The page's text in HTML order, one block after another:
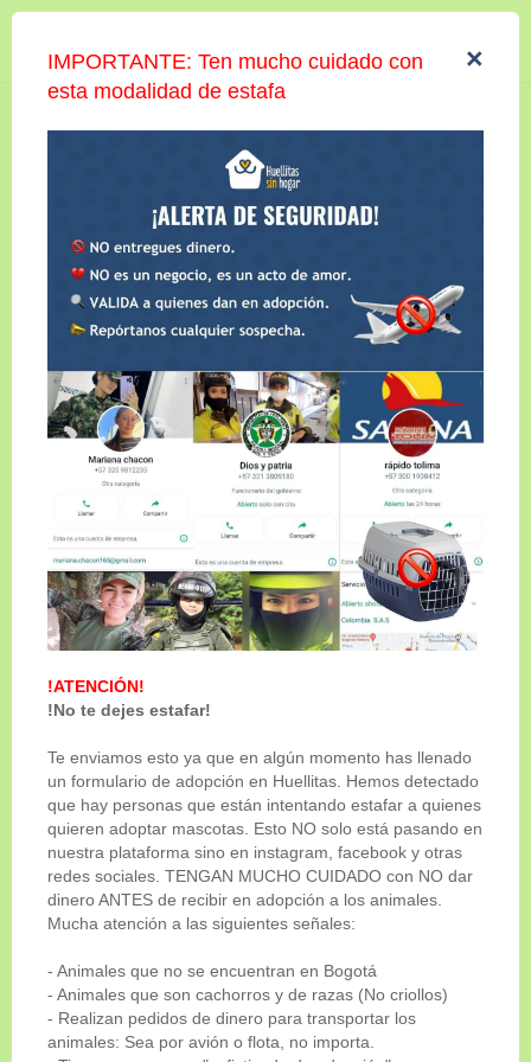
COPO
Compartir
ADOPTADO
Genero
Macho
Mediano-Pequeño
Edad
5 años
×
IMPORTANTE: Ten mucho cuidado con
esta modalidad de estafa
!ATENCIÓN!
!No te dejes estafar!
Te enviamos esto ya que en algún momento has llenado
un formulario de adopción en Huellitas. Hemos detectado
que hay personas que están intentando estafar a quienes
quieren adoptar mascotas. Esto NO solo está pasando en
nuestra plataforma sino en instagram, facebook y otras
redes sociales. TENGAN MUCHO CUIDADO con NO dar
dinero ANTES de recibir en adopción a los animales.
Mucha atención a las siguientes señales:
- Animales que no se encuentran en Bogotá
- Animales que son cachorros y de razas (No criollos)
- Realizan pedidos de dinero para transportar los
animales: Sea por avión o flota, no importa.